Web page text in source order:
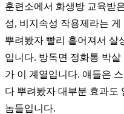
훈련소에서 화생방 교육받
성, 비지속성 작용제라는
뿌려봤자 빨리 흩어져서 살
입니다. 방독면 정화통 박
가 이 계열입니다. 얘들은
다 뿌려봤자 대부분 효과도
놈들입니다.